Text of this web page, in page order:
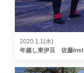
2020.1.1(水)
年越し東伊豆 佐藤inst